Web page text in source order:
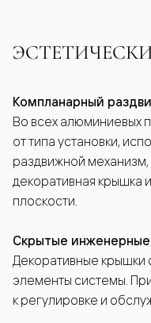
Компланарный
Во всех алюминиевых
от типа установки,
раздвижной
декоративная крышка
плоскости.
Скрытые
Декоративные
элементы системы.
к регулировке и